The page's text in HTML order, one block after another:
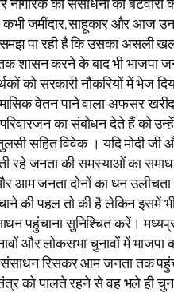
जमींदार,साहूकार और आज उन
समझ पा रही है कि उसका असली
शासन करने के बाद भी भाजपा
को सरकारी नौकरियों में भेज
वेतन पाने वाला अफसर
का संबोधन देते हैं को
सहित विवेक । यदि मोदी जी
रहे जनता की समस्याओं का
आम जनता दोनों का धन
की पहल तो की है लेकिन इसमें भी
पहुंचाना सुनिश्चित करें।
और लोकसभा चुनावों में भाजपा
संसाधन रिसकर आम जनता तक
को पालते रहने से वह भले ही